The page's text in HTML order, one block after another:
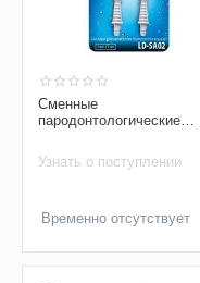
Сменные
пародонтологические
ирригатора Aquajet LD-A7
(LD-SA02)
Узнать о поступлении
Временно отсутствует